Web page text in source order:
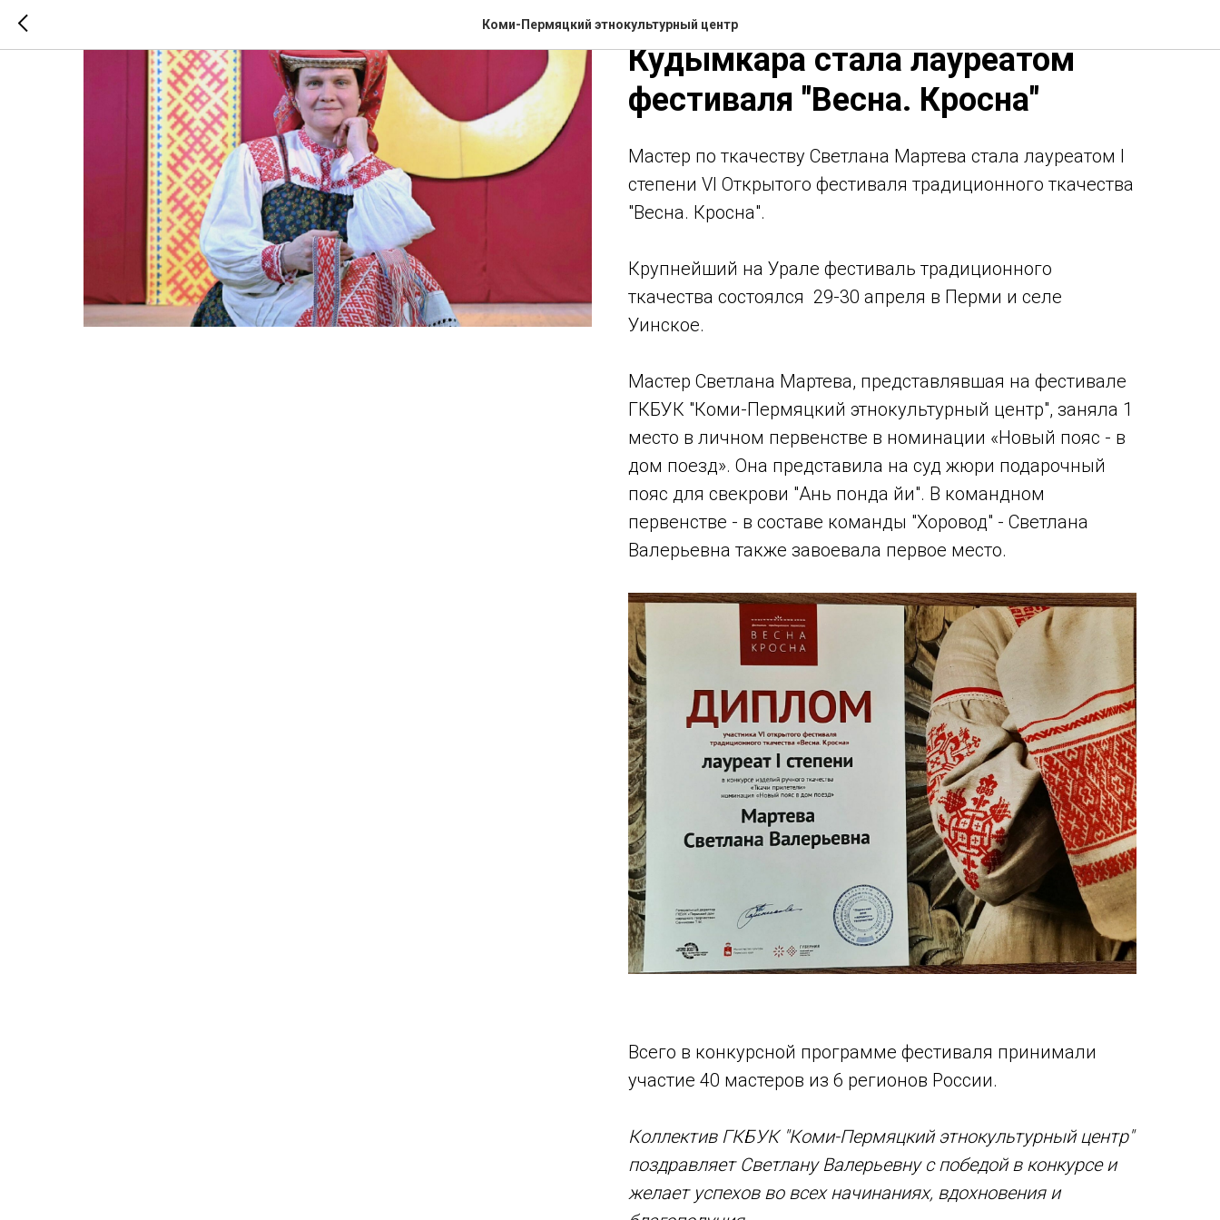
Коми-Пермяцкий этнокультурный центрМастер Светлана Мартева из
Кудымкара стала лауреатом
фестиваля "Весна. Кросна"
Мастер по ткачеству Светлана Мартева стала лауреатом I
степени VI Открытого фестиваля традиционного ткачества
"Весна. Кросна".
Крупнейший на Урале фестиваль традиционного
ткачества состоялся 29-30 апреля в Перми и селе
Уинское.
Мастер Светлана Мартева, представлявшая на фестивале
ГКБУК "Коми-Пермяцкий этнокультурный центр", заняла 1
место в личном первенстве в номинации «Новый пояс - в
дом поезд». Она представила на суд жюри подарочный
пояс для свекрови "Ань понда йи". В командном
первенстве - в составе команды "Хоровод" - Светлана
Валерьевна также завоевала первое место.
Всего в конкурсной программе фестиваля принимали
участие 40 мастеров из 6 регионов России.
Коллектив ГКБУК "Коми-Пермяцкий этнокультурный центр"
поздравляет Светлану Валерьевну с победой в конкурсе и
желает успехов во всех начинаниях, вдохновения и